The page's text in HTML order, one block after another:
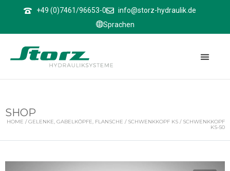
+49 (0)7461/96653-0
info@storz-hydraulik.de
Sprachen
SHOP
HOME /GELENKE, GABELKÖPFE, FLANSCHE / SCHWENKKOPF KS / SCHWENKKOPF
KS-50